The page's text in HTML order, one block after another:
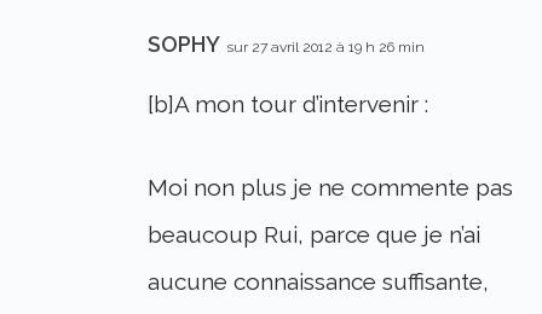
SOPHY sur 27 avril 2012 à 19 h 26 min
[b]A mon tour d’intervenir :
Moi non plus je ne commente pas
beaucoup Rui, parce que je n’ai
aucune connaissance suffisante,